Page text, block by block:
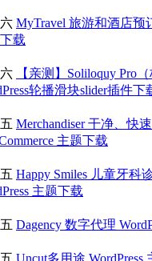
MyTravel 旅游和酒店预
载
【亲测】Soliloquy Pro
轮播滑块slider插件下
Merchandiser 干净、快
主题下载
Happy Smiles 儿童牙科
主题下载
Dagency 数字代理